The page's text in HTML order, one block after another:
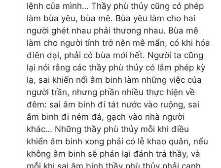
lệnh của mình… Thầy phù thủy cũng có phép
làm bùa yêu, bùa mê. Bùa yêu làm cho hai
người ghét nhau phải thương nhau. Bùa mê
làm cho người tỉnh trở nên mê mẩn, có khi hóa
điên dại, phải có bùa mới hết. Người ta cũng
lại nói rằng các thầy phù thủy có lắm phép kỳ
lạ, sai khiến nổi âm binh làm những việc của
người trần, nhưng phần nhiều thực hiện về
đêm: sai âm binh đi tát nước vào ruộng, sai
âm binh đi ném đá, gạch vào nhà người
khác… Những thầy phù thủy mỗi khi điều
khiển âm binh xong phải có lễ khao quân, nếu
không âm binh sẽ phản lại đánh trả thầy, và
mỗi khi sai âm binh thầy phù thủy phải canh